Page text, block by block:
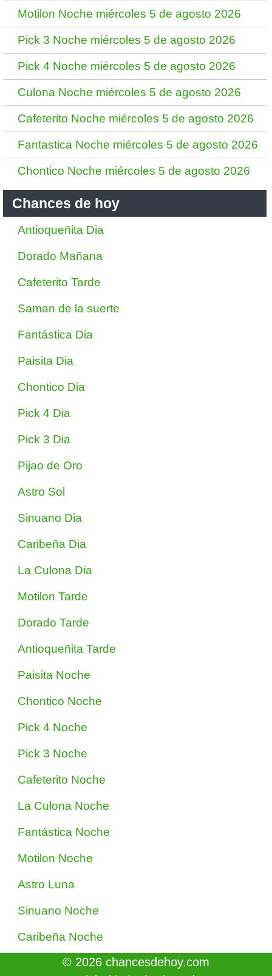
Motilon Noche miércoles 5 de agosto 2026
Pick 3 Noche miércoles 5 de agosto 2026
Pick 4 Noche miércoles 5 de agosto 2026
Culona Noche miércoles 5 de agosto 2026
Cafeterito Noche miércoles 5 de agosto 2026
Fantastica Noche miércoles 5 de agosto 2026
Chontico Noche miércoles 5 de agosto 2026
Chances de hoy
Antioqueñita Dia
Dorado Mañana
Cafeterito Tarde
Saman de la suerte
Fantástica Dia
Paisita Dia
Chontico Dia
Pick 4 Dia
Pick 3 Dia
Pijao de Oro
Astro Sol
Sinuano Dia
Caribeña Dia
La Culona Dia
Motilon Tarde
Dorado Tarde
Antioqueñita Tarde
Paisita Noche
Chontico Noche
Pick 4 Noche
Pick 3 Noche
Cafeterito Noche
La Culona Noche
Fantástica Noche
Motilon Noche
Astro Luna
Sinuano Noche
Caribeña Noche
© 2026 chancesdehoy.com